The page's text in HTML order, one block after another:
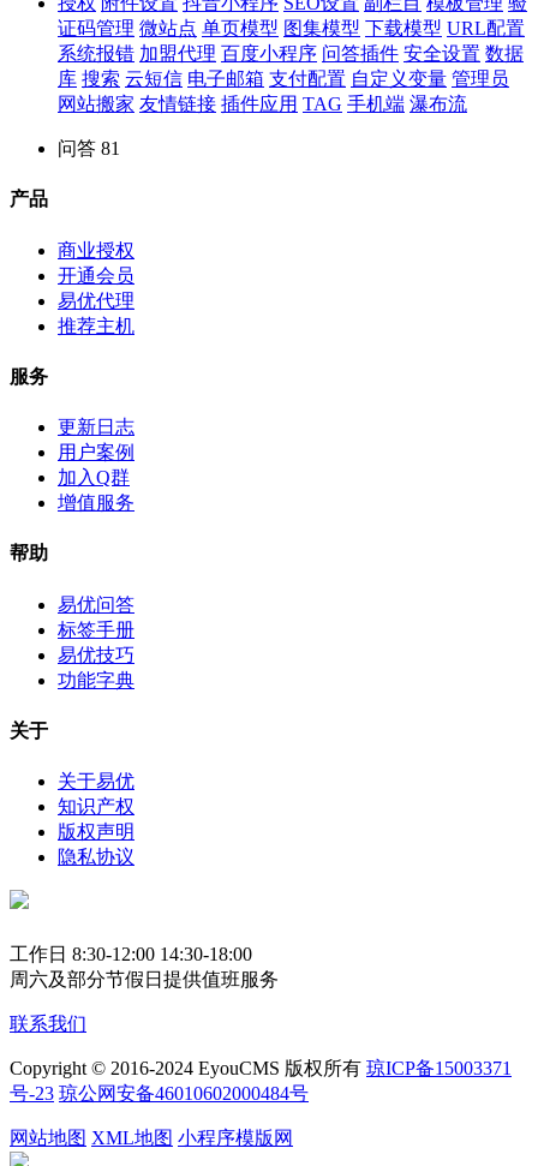
证码管理 微站点 单页模型 图集模型 下载模型 URL配置
系统报错 加盟代理 百度小程序 问答插件 安全设置 数据
库 搜索 云短信 电子邮箱 支付配置 自定义变量 管理员
网站搬家 友情链接 插件应用 TAG 手机端 瀑布流
问答 81
产品
商业授权
开通会员
易优代理
推荐主机
服务
更新日志
用户案例
加入Q群
增值服务
帮助
易优问答
标签手册
易优技巧
功能字典
关于
关于易优
知识产权
版权声明
隐私协议
工作日 8:30-12:00 14:30-18:00
周六及部分节假日提供值班服务
联系我们
Copyright © 2016-2024 EyouCMS 版权所有 琼ICP备15003371
号-23 琼公网安备46010602000484号
网站地图 XML地图 小程序模版网